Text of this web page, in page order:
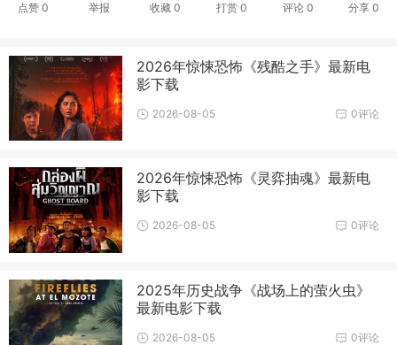
点赞 0 举报 收藏0 打赏 0 评论 0 分享0
2026年惊悚恐怖《残酷之手》最新电
影下载
0评论
2026-08-05
2026年惊悚恐怖《灵弈抽魂》最新电
影下载
0评论
2026-08-05
2025年历史战争《战场上的萤火虫》
最新电影下载
0评论
2026-08-05